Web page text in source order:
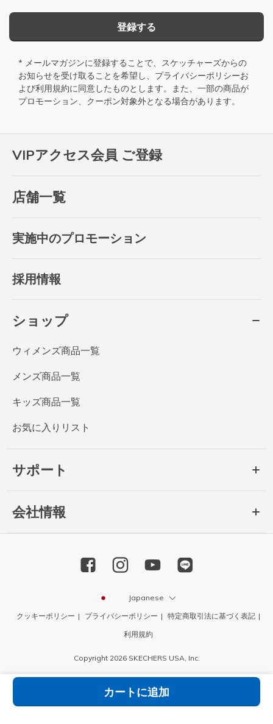
カートに追加
VIPアクセス会員 ご登録
店舗一覧
実施中のプロモーション
採用情報
ショップ
ウィメンズ商品一覧
メンズ商品一覧
キッズ商品一覧
お気に入りリスト
サポート
会社情報
登録する
* メールマガジンに登録することで、スケッチャーズからの
お知らせを受け取ることを希望し、 プライバシーポリシーお
よび利用規約に同意したものとします。また、一部の商品が
プロモーション、クーポン対象外となる場合があります。
Japanese
クッキーポリシー プライバシーポリシー
特定商取引法に基づく表記
利用規約
Copyright 2026 SKECHERS USA, Inc.